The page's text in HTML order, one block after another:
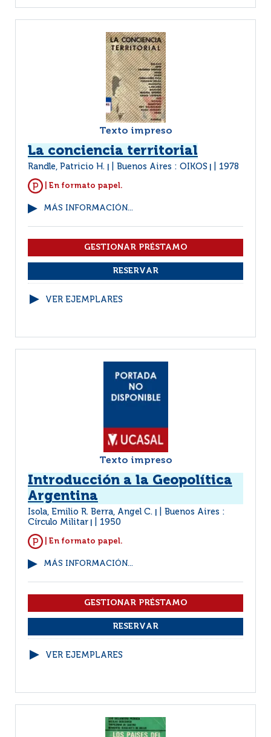
Texto impreso
La conciencia territorial
Randle, Patricio H. Buenos Aires : OIKOS 1978
| En formato papel.
MÁS INFORMACIÓN...
VER EJEMPLARES
Texto impreso
Introducción a la Geopolítica
Argentina
Isola, Emilio R. Berra, Angel C.
Buenos Aires :
Círculo Militar
1950
| En formato papel.
MÁS INFORMACIÓN...
VER EJEMPLARES